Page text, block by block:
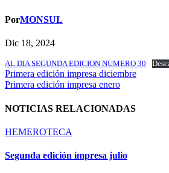
PorMONSUL
Dic 18, 2024
AL DIA SEGUNDA EDICION NUMERO 30
Navegación
de
entradas
Primera edición impresa diciembre
Primera edición impresa enero
NOTICIAS RELACIONADAS
HEMEROTECA
Segunda edición impresa julio